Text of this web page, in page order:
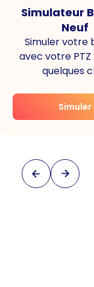
Simulateur
Neuf
Simuler votre
avec votre PTZ
quelques
Simuler